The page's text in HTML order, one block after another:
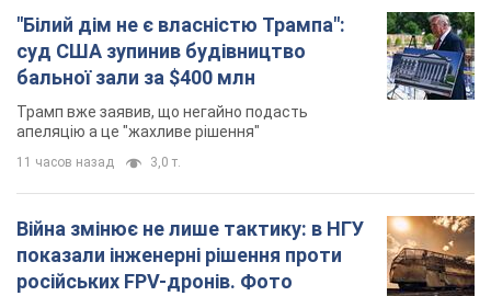
"Білий дім не є власністю Трампа":
суд США зупинив будівництво
бальної зали за $400 млн
Трамп вже заявив, що негайно подасть
апеляцію а це "жахливе рішення"
11 часов назад 3,0 т.
Війна змінює не лише тактику: в НГУ
показали інженерні рішення проти
російських FPV-дронів. Фото